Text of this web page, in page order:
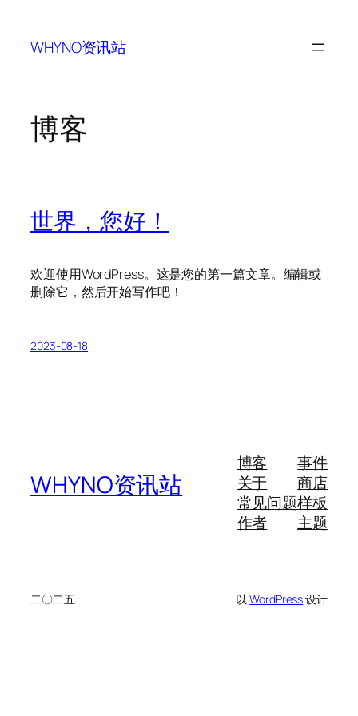
WHYNO资讯站
博客
世界，您好！
欢迎使用WordPress。这是您的第一篇文章。编辑或
删除它，然后开始写作吧！
2023-08-18
WHYNO资讯站
博客
关于
常见问题
作者
事件
商店
样板
主题
二〇二五 以WordPress设计